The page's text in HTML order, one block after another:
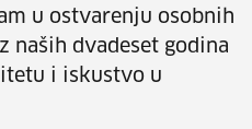
u ostvarenju osobnih
naših dvadeset godina
i iskustvo u